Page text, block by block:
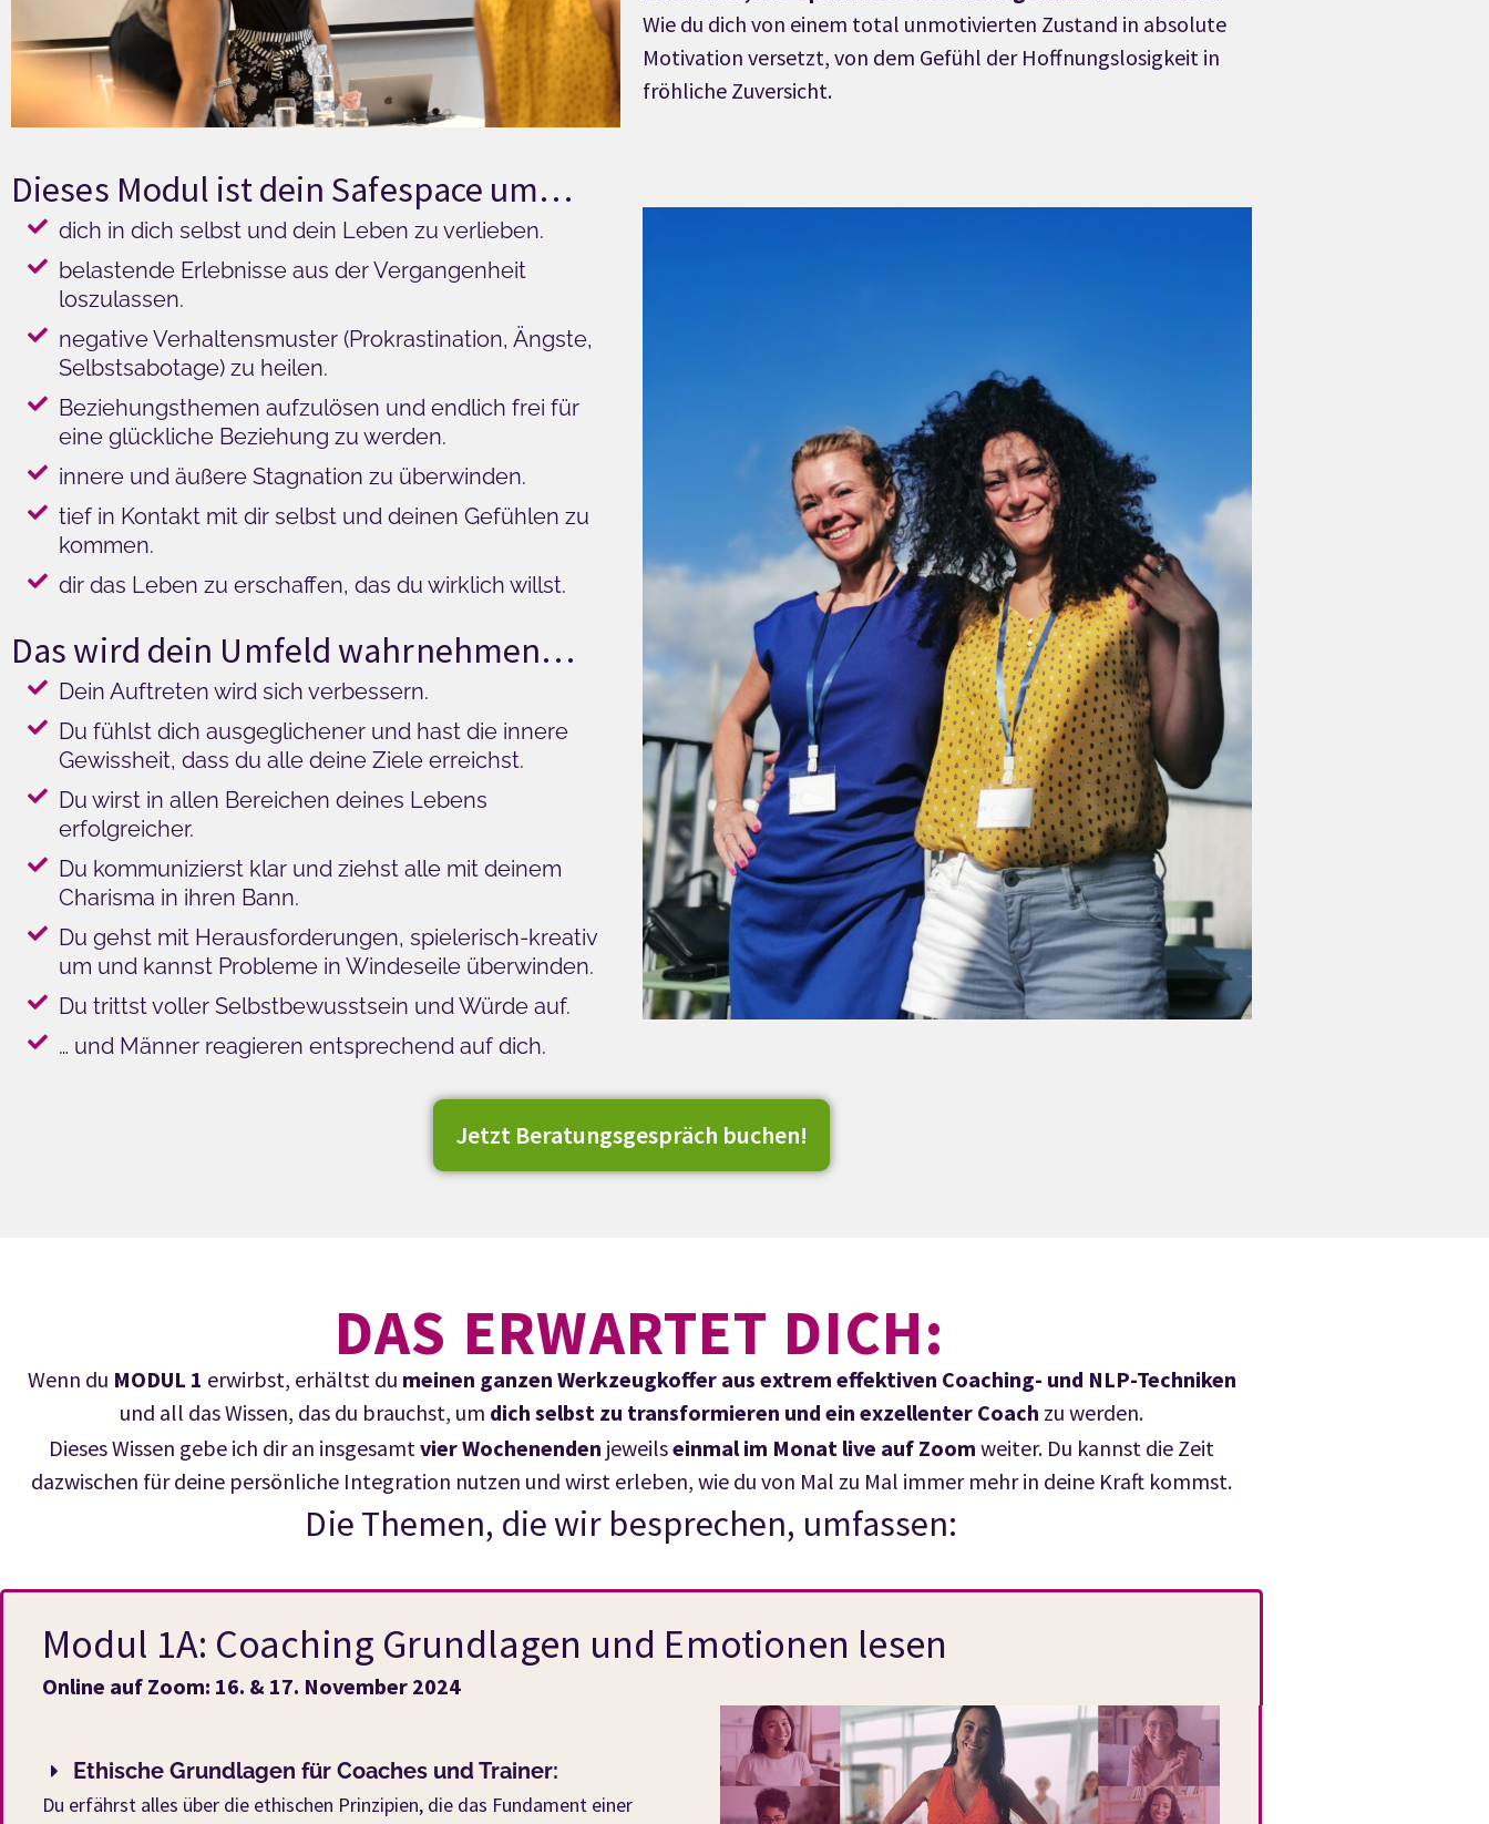
Wie du dich von einem total unmotivierten Zustand in absolute
Motivation versetzt, von dem Gefühl der Hoffnungslosigkeit in
fröhliche Zuversicht.
Dieses Modul ist dein Safespace um…
dich in dich selbst und dein Leben zu verlieben.
belastende Erlebnisse aus der Vergangenheit
loszulassen.
negative Verhaltensmuster (Prokrastination, Ängste,
Selbstsabotage) zu heilen.
Beziehungsthemen aufzulösen und endlich frei für
eine glückliche Beziehung zu werden.
innere und äußere Stagnation zu überwinden.
tief in Kontakt mit dir selbst und deinen Gefühlen zu
kommen.
dir das Leben zu erschaffen, das du wirklich willst.
Das wird dein Umfeld wahrnehmen…
Dein Auftreten wird sich verbessern.
Du fühlst dich ausgeglichener und hast die innere
Gewissheit, dass du alle deine Ziele erreichst.
Du wirst in allen Bereichen deines Lebens
erfolgreicher.
Du kommunizierst klar und ziehst alle mit deinem
Charisma in ihren Bann.
Du gehst mit Herausforderungen, spielerisch-kreativ
um und kannst Probleme in Windeseile überwinden.
Du trittst voller Selbstbewusstsein und Würde auf.
… und Männer reagieren entsprechend auf dich.
Jetzt Beratungsgespräch buchen!
DAS ERWARTET DICH:
Wenn du MODUL 1 erwirbst, erhältst du meinen ganzen Werkzeugkoffer aus extrem effektiven Coaching- und NLP-Techniken
und all das Wissen, das du brauchst, um dich selbst zu transformieren und ein exzellenter Coach zu werden.
Dieses Wissen gebe ich dir an insgesamt vier Wochenenden jeweilseinmal im Monat live auf Zoom weiter. Du kannst die Zeit
dazwischen für deine persönliche Integration nutzen und wirst erleben, wie du von Mal zu Mal immer mehr in deine Kraft kommst.
Die Themen, die wir besprechen, umfassen:
Modul 1A: Coaching Grundlagen und Emotionen lesen
Online auf Zoom: 16. & 17. November 2024
Ethische Grundlagen für Coaches und Trainer:
Du erfährst alles über die ethischen Prinzipien, die das Fundament einer